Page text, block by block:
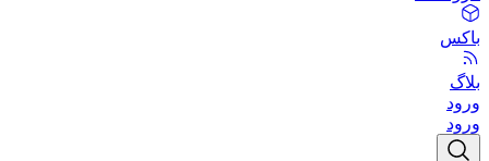
باکس
بلاگ
ورود
ورود